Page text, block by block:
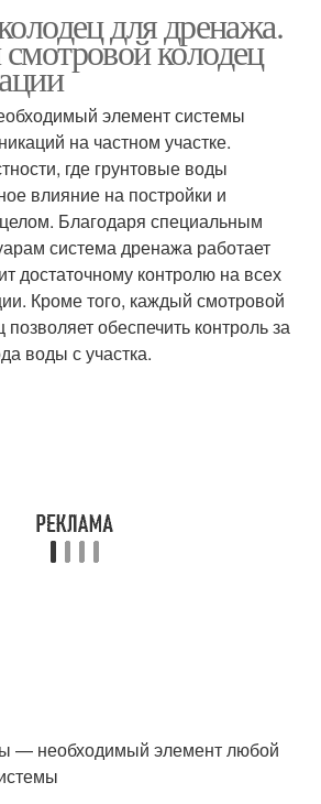
колодец
Колодец с дном
Дренаж без колодца
для дренажа.
колодец
элемент системы
на частном участке.
где грунтовые воды
влияние на постройки и
Благодаря специальным
система дренажа работает
достаточному контролю на всех
Кроме того, каждый смотровой
обеспечить контроль за
воды с участка.
— необходимый элемент любой